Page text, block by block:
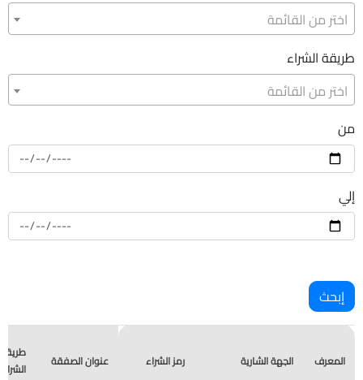
اختر من القائمة
طريقة الشراء
اختر من القائمة
من
إلي
المعرف الجهة الشارية رمز الشراء عنوان الصفقة
طريقة
الشراء